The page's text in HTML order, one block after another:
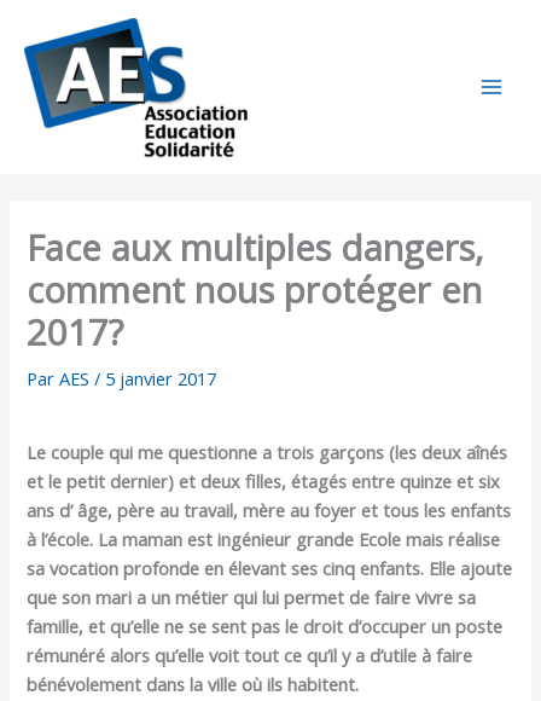
contenu
Face aux multiples dangers,
comment nous protéger en
2017?
ParAES/ 5 janvier 2017
Le couple qui me questionne a trois garçons (les deux aînés
et le petit dernier) et deux filles, étagés entre quinze et six
ans d’ âge, père au travail, mère au foyer et tous les enfants
à l’école. La maman est ingénieur grande Ecole mais réalise
sa vocation profonde en élevant ses cinq enfants. Elle ajoute
que son mari a un métier qui lui permet de faire vivre sa
famille, et qu’elle ne se sent pas le droit d’occuper un poste
rémunéré alors qu’elle voit tout ce qu’il y a d’utile à faire
bénévolement dans la ville où ils habitent.